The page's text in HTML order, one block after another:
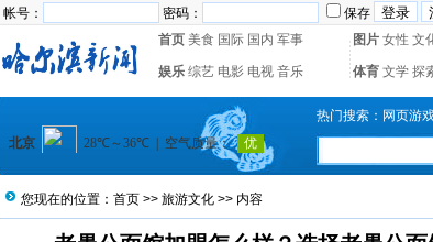
帐号： 密码： 保存
首页 美食 国际 国内 军事 图片 女性 文
娱乐 综艺 电影 电视 音乐 体育 文学 探
热门搜索： 网页游
您现在的位置： 首页 >> 旅游文化 >> 内容